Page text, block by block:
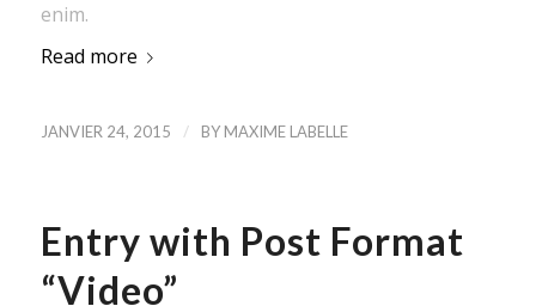
enim.
Read more
JANVIER 24, 2015 / BY MAXIME LABELLE
Entry with Post Format
“Video”